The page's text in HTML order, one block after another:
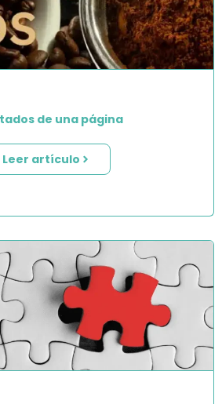
de una página
Leer artículo